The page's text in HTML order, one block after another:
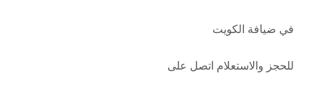
في ضيافة الكويت
للحجز والاستعلام اتصل على